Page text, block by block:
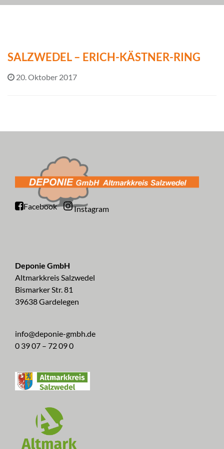
SALZWEDEL – ERICH-KÄSTNER-RING
20. Oktober 2017
Facebook Instagram
Deponie GmbH
Altmarkkreis Salzwedel
Bismarker Str. 81
39638 Gardelegen
info@deponie-gmbh.de
0 39 07 – 72 09 0